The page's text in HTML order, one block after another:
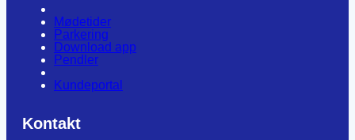
Mødetider
Parkering
Download app
Pendler
Kundeportal
Kontakt